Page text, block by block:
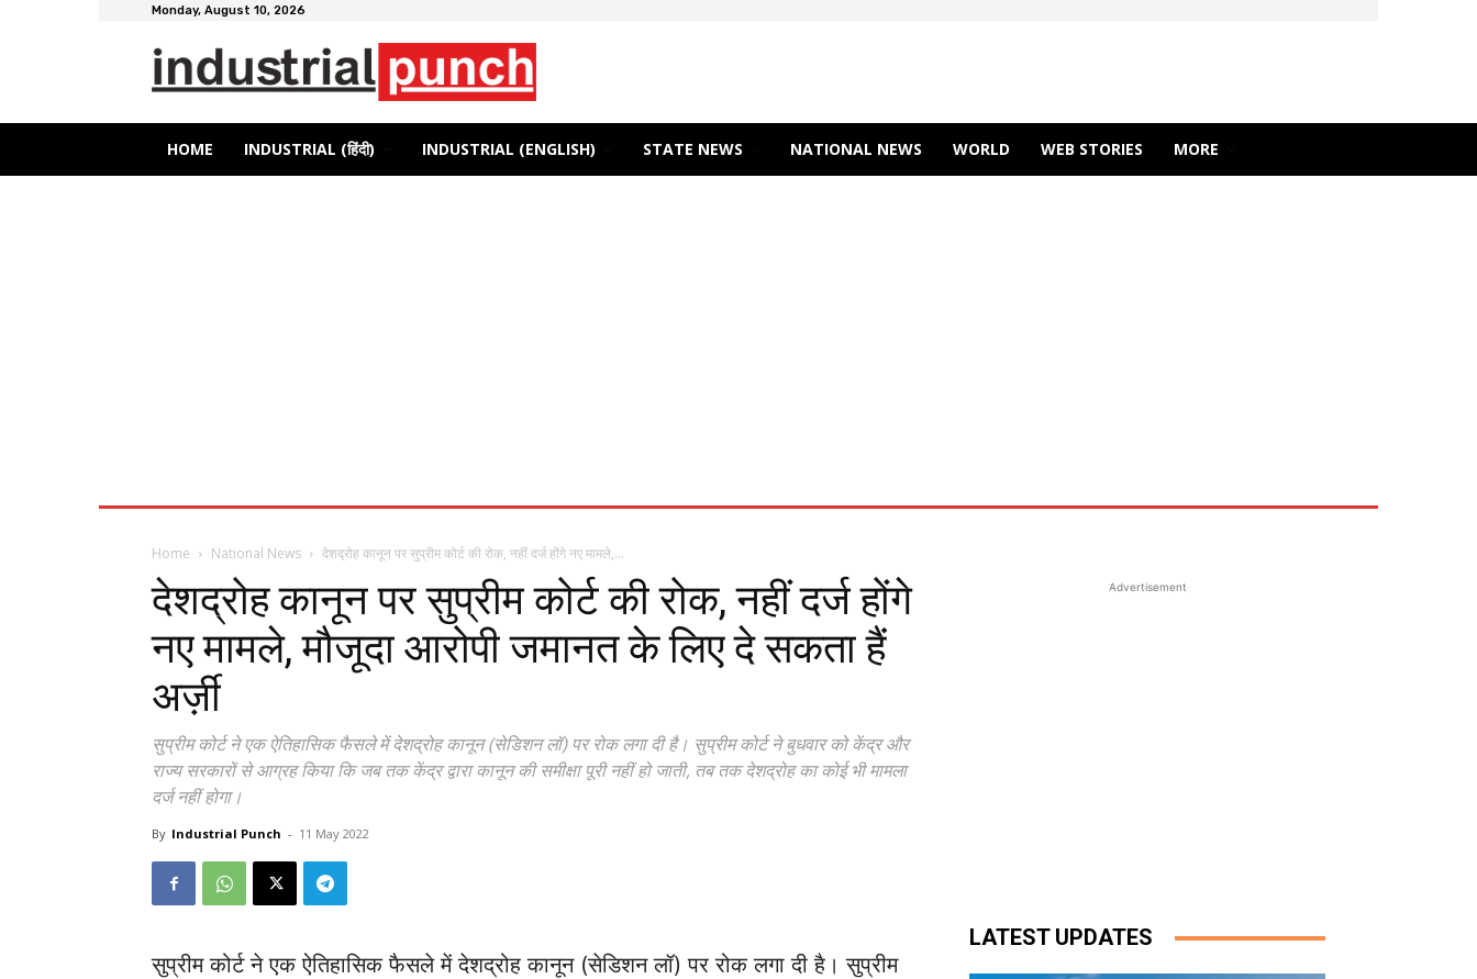
Monday, August 10, 2026
HOME INDUSTRIAL (हिंदी) INDUSTRIAL (ENGLISH) STATE NEWS NATIONAL NEWS WORLD WEB STORIES MORE
Home National News देशद्रोह कानून पर सुप्रीम कोर्ट की रोक, नहीं दर्ज होंगे नए मामले,...
देशद्रोह कानून पर सुप्रीम कोर्ट की रोक, नहीं दर्ज होंगे
नए मामले, मौजूदा आरोपी जमानत के लिए दे सकता हैं
अर्ज़ी
सुप्रीम कोर्ट ने एक ऐतिहासिक फैसले में देशद्रोह कानून (सेडिशन लॉ) पर रोक लगा दी है। सुप्रीम कोर्ट ने बुधवार को केंद्र और
राज्य सरकारों से आग्रह किया कि जब तक केंद्र द्वारा कानून की समीक्षा पूरी नहीं हो जाती, तब तक देशद्रोह का कोई भी मामला
दर्ज नहीं होगा।
By Industrial Punch - 11 May 2022
सुप्रीम कोर्ट ने एक ऐतिहासिक फैसले में देशद्रोह कानून (सेडिशन लॉ) पर रोक लगा दी है। सुप्रीम
Advertisement
LATEST UPDATES